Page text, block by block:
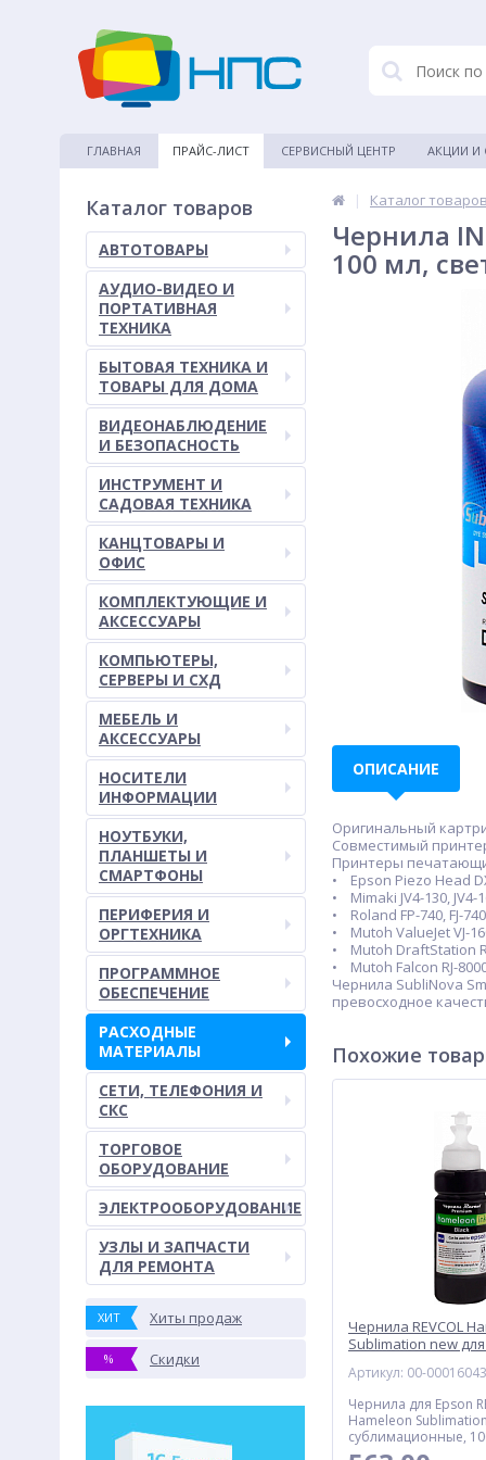
ГЛАВНАЯ ПРАЙС-ЛИСТ СЕРВИСНЫЙ ЦЕНТР АКЦИИ И
Каталог товаров
АВТОТОВАРЫ
АУДИО-ВИДЕО И
ПОРТАТИВНАЯ
ТЕХНИКА
БЫТОВАЯ ТЕХНИКА И
ТОВАРЫ ДЛЯ ДОМА
ВИДЕОНАБЛЮДЕНИЕ
И БЕЗОПАСНОСТЬ
ИНСТРУМЕНТ И
САДОВАЯ ТЕХНИКА
КАНЦТОВАРЫ И
ОФИС
КОМПЛЕКТУЮЩИЕ И
АКСЕССУАРЫ
КОМПЬЮТЕРЫ,
СЕРВЕРЫ И СХД
МЕБЕЛЬ И
АКСЕССУАРЫ
НОСИТЕЛИ
ИНФОРМАЦИИ
НОУТБУКИ,
ПЛАНШЕТЫ И
СМАРТФОНЫ
ПЕРИФЕРИЯ И
ОРГТЕХНИКА
ПРОГРАММНОЕ
ОБЕСПЕЧЕНИЕ
РАСХОДНЫЕ
МАТЕРИАЛЫ
СЕТИ, ТЕЛЕФОНИЯ И
СКС
ТОРГОВОЕ
ОБОРУДОВАНИЕ
ЭЛЕКТРООБОРУДОВАНИЕ
УЗЛЫ И ЗАПЧАСТИ
ДЛЯ РЕМОНТА
ХИТ Хиты продаж
% Скидки
| Каталог товаров
Чернила
100 мл,
ОПИСАНИЕ
Оригинальный
Совместимый
Принтеры
• Epson Piezo Head
• Mimaki JV4-130, JV4-
• Roland FP-740, FJ-
• Mutoh ValueJet VJ-
• Mutoh DraftStation
• Mutoh Falcon RJ-
Чернила SubliNova
превосходное
Похожие
Чернила REVCOL
Sublimation new
черный
Артикул: 00-00016043
Чернила для Epson
Hameleon
сублимационные,